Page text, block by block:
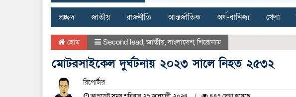
প্রচ্ছদ জাতীয় রাজনীতি আন্তর্জাতিক অর্থ-বানিজ্য খেলা
হোম Second lead,জাতীয়,বাংলাদেশ,শিরোনাম
মোটরসাইকেল দুর্ঘটনায় ২০২৩ সালে নিহত ২৫৩২
রিপোর্টার